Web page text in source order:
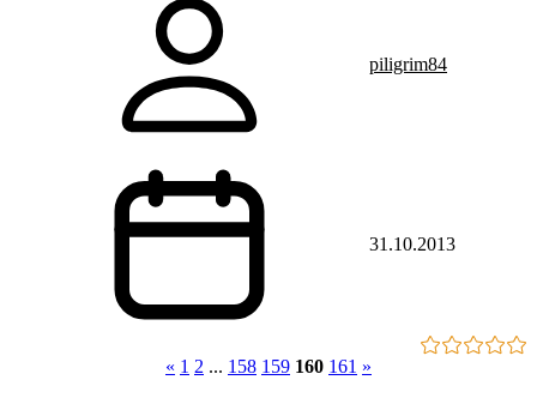
piligrim84
31.10.2013
« 1 2 ... 158 159 160 161 »